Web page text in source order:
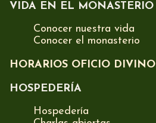
VIDA EN EL MONASTERIO
Conocer nuestra vida
Conocer el monasterio
HORARIOS OFICIO DIVINO
HOSPEDERÍA
Hospedería